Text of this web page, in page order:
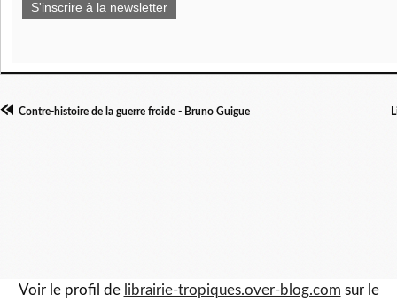
S'inscrire à la newsletter
Contre-histoire de la guerre froide - Bruno Guigue
Voir le profil de librairie-tropiques.over-blog.com sur le